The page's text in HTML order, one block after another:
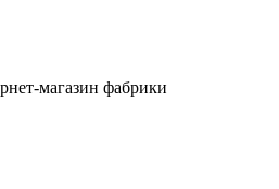
магазин фабрики